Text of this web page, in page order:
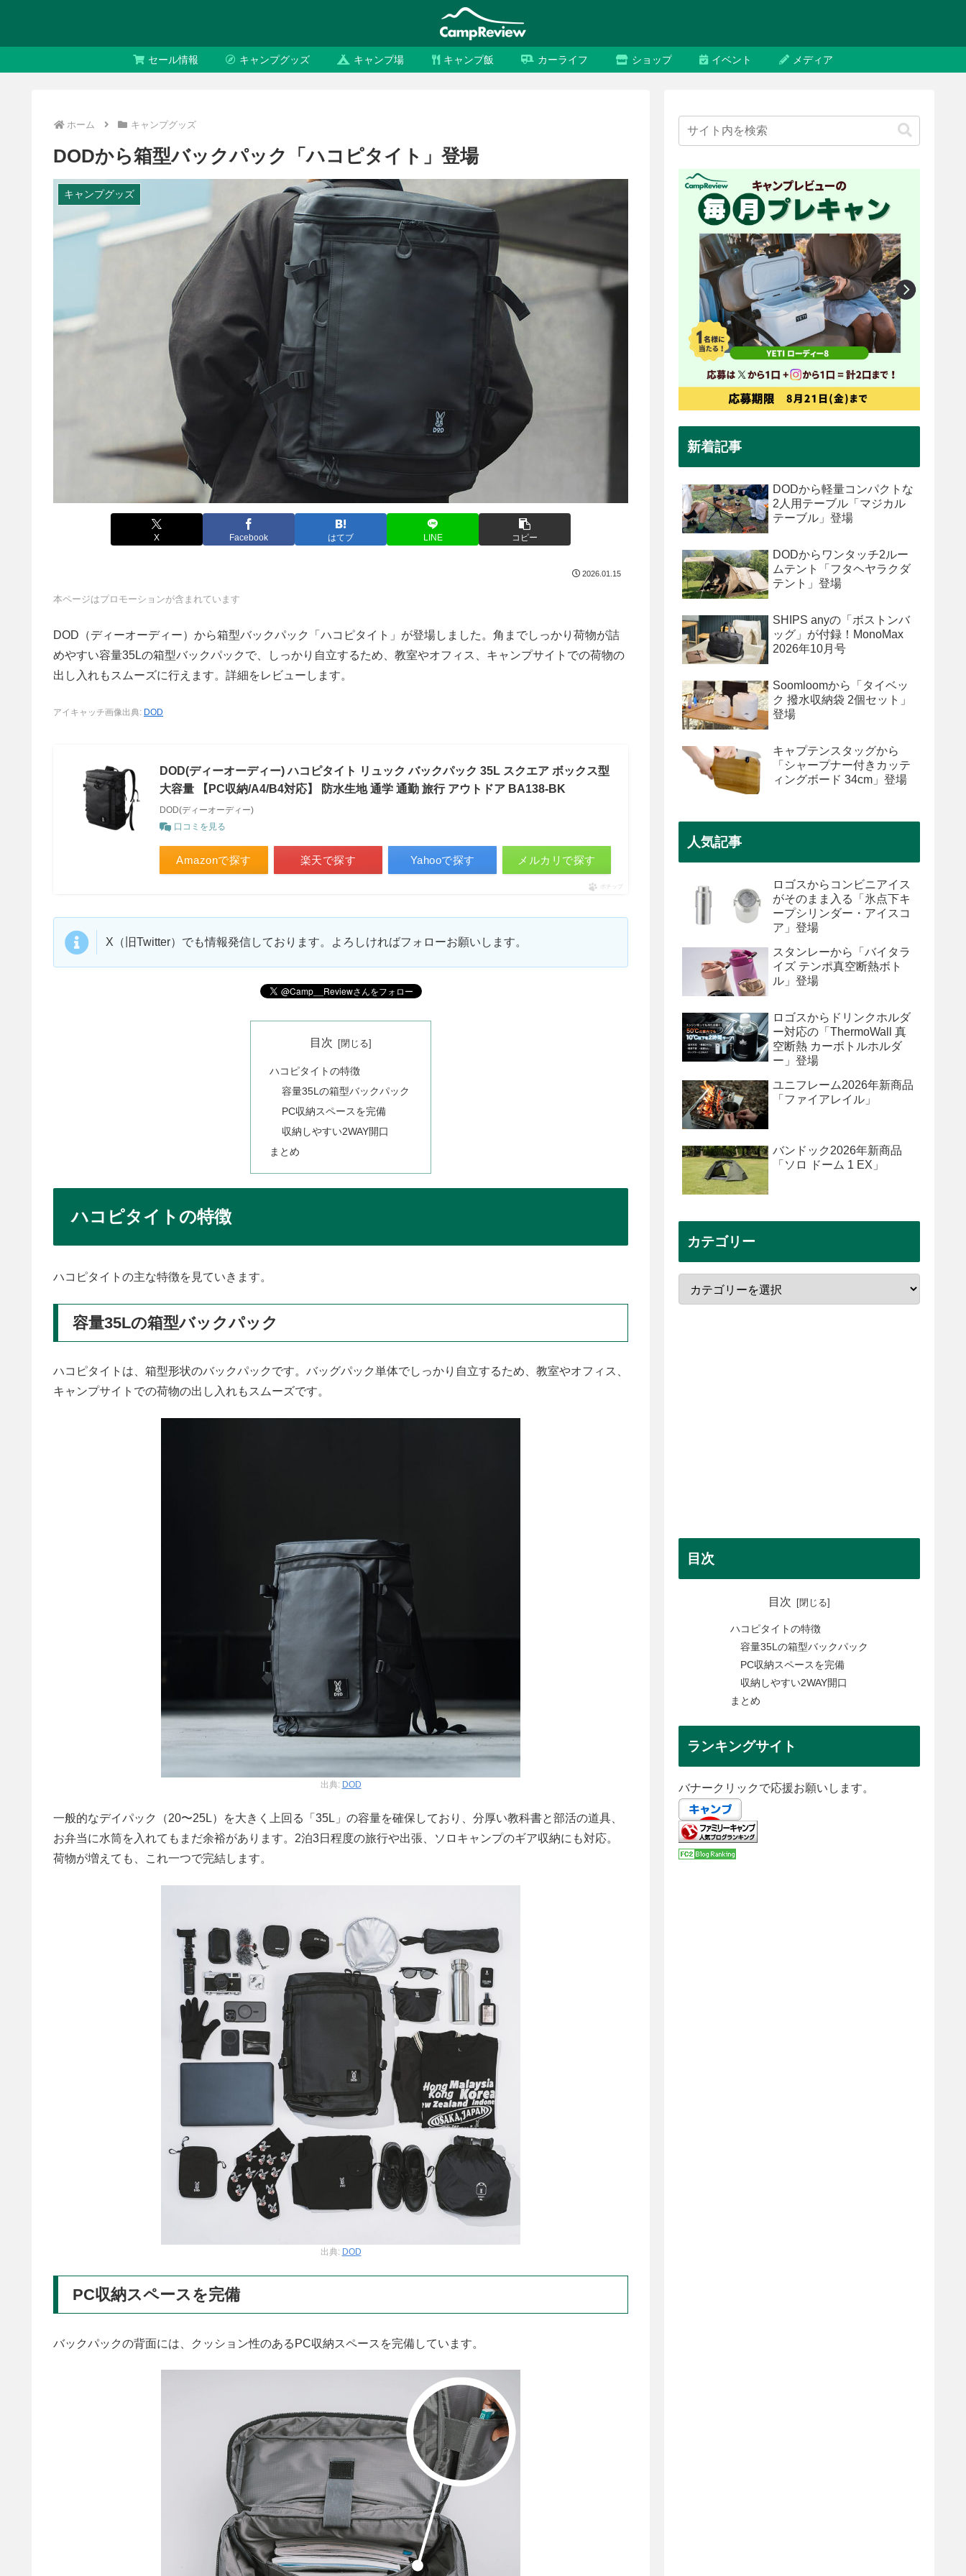
セール情報 キャンプグッズ キャンプ場 キャンプ飯 カーライフ ショップ イベント メディア
ホーム キャンプグッズ
DODから箱型バックパック「ハコピタイト」登場
キャンプグッズ
X Facebook はてブ LINE コピー
2026.01.15
本ページはプロモーションが含まれています
DOD（ディーオーディー）から箱型バックパック「ハコピタイト」が登場しました。角までしっかり荷物が詰
めやすい容量35Lの箱型バックパックで、しっかり自立するため、教室やオフィス、キャンプサイトでの荷物の
出し入れもスムーズに行えます。詳細をレビューします。
アイキャッチ画像出典: DOD
DOD(ディーオーディー) ハコピタイト リュック バックパック 35L スクエア ボックス型
大容量 【PC収納/A4/B4対応】 防水生地 通学 通勤 旅行 アウトドア BA138-BK
DOD(ディーオーディー)
口コミを見る
Amazonで探す 楽天で探す Yahooで探す メルカリで探す
ポチップ
X（旧Twitter）でも情報発信しております。よろしければフォローお願いします。
目次
ハコピタイトの特徴
容量35Lの箱型バックパック
PC収納スペースを完備
収納しやすい2WAY開口
まとめ
ハコピタイトの特徴
ハコピタイトの主な特徴を見ていきます。
容量35Lの箱型バックパック
ハコピタイトは、箱型形状のバックパックです。バッグパック単体でしっかり自立するため、教室やオフィス、
キャンプサイトでの荷物の出し入れもスムーズです。
出典: DOD
一般的なデイパック（20〜25L）を大きく上回る「35L」の容量を確保しており、分厚い教科書と部活の道具、
お弁当に水筒を入れてもまだ余裕があります。2泊3日程度の旅行や出張、ソロキャンプのギア収納にも対応。
荷物が増えても、これ一つで完結します。
出典: DOD
PC収納スペースを完備
バックパックの背面には、クッション性のあるPC収納スペースを完備しています。
新着記事
DODから軽量コンパクトな
2人用テーブル「マジカル
テーブル」登場
DODからワンタッチ2ルー
ムテント「フタヘヤラクダ
テント」登場
SHIPS anyの「ボストンバ
ッグ」が付録！MonoMax
2026年10月号
Soomloomから「タイベッ
ク 撥水収納袋 2個セット」
登場
キャプテンスタッグから
「シャープナー付きカッテ
ィングボード 34cm」登場
人気記事
ロゴスからコンビニアイス
がそのまま入る「氷点下キ
ープシリンダー・アイスコ
ア」登場
スタンレーから「バイタラ
イズ テンポ真空断熱ボト
ル」登場
ロゴスからドリンクホルダ
ー対応の「ThermoWall 真
空断熱 カーボトルホルダ
ー」登場
ユニフレーム2026年新商品
「ファイアレイル」
バンドック2026年新商品
「ソロ ドーム 1 EX」
カテゴリー
目次
目次
ハコピタイトの特徴
容量35Lの箱型バックパック
PC収納スペースを完備
収納しやすい2WAY開口
まとめ
ランキングサイト
バナークリックで応援お願いします。